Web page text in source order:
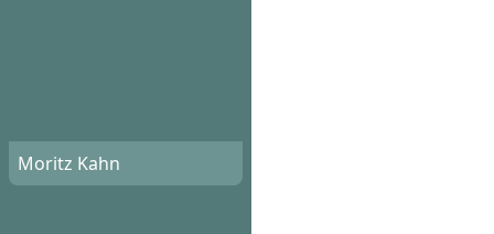
Moritz Kahn